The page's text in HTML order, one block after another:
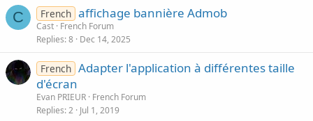
C French affichage bannière Admob
Cast French Forum
Replies 8 Dec 14, 2025
French Adapter l'application à différentes taille
d'écran
Evan PRIEUR French Forum
Replies 2 Jul 1, 2019